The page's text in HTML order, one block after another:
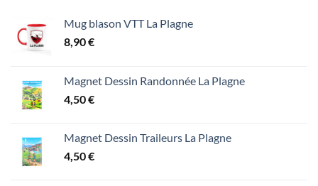
Mug blason VTT La Plagne
8,90€
Magnet Dessin Randonnée La Plagne
4,50€
Magnet Dessin Traileurs La Plagne
4,50€